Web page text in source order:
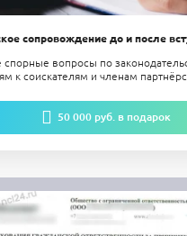
сопровождение до и после
вопросы по
к соискателям и членам
50 000 руб. в подарок